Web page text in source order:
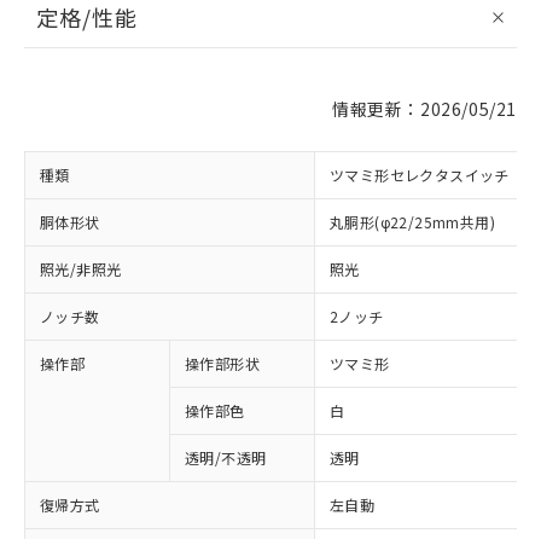
定格/性能
情報更新：2026/05/21
種類 ツマミ形セレクタスイッチ
胴体形状 丸胴形(φ22/25mm共用)
照光/非照光 照光
ノッチ数 2ノッチ
操作部 操作部形状 ツマミ形
操作部色 白
透明/不透明 透明
復帰方式 左自動